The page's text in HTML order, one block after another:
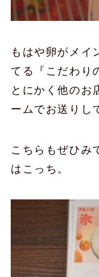
もはや卵がメイ
てる『こだわり
とにかく他のお
ームでお送りし
こちらもぜひみ
はこっち。